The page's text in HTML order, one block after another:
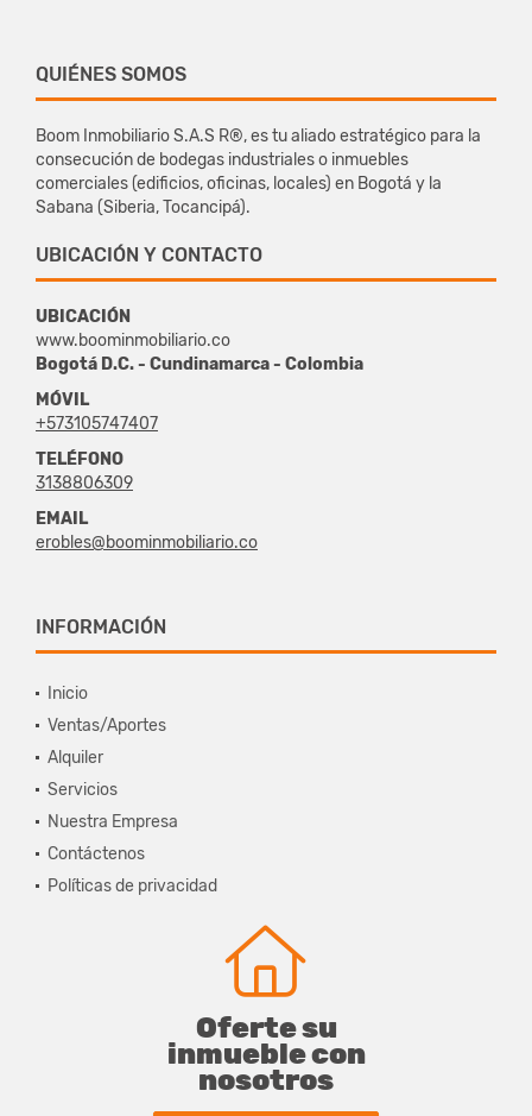
QUIÉNES SOMOS
Boom Inmobiliario S.A.S R®, es tu aliado estratégico para la
consecución de bodegas industriales o inmuebles
comerciales (edificios, oficinas, locales) en Bogotá y la
Sabana (Siberia, Tocancipá).
UBICACIÓN Y CONTACTO
UBICACIÓN
www.boominmobiliario.co
Bogotá D.C. - Cundinamarca - Colombia
MÓVIL
+573105747407
TELÉFONO
3138806309
EMAIL
erobles@boominmobiliario.co
INFORMACIÓN
Inicio
Ventas/Aportes
Alquiler
Servicios
Nuestra Empresa
Contáctenos
Políticas de privacidad
Oferte su
inmueble con
nosotros